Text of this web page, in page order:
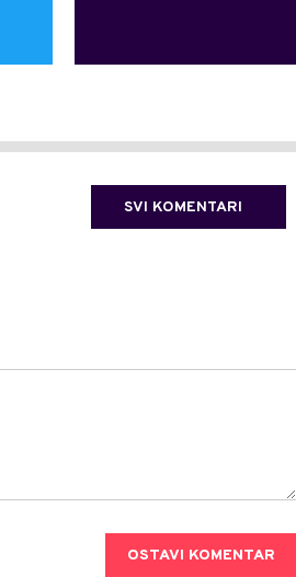
SVI KOMENTARI
OSTAVI KOMENTAR